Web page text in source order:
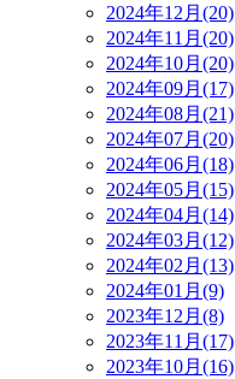
2024年12月(20)
2024年11月(20)
2024年10月(20)
2024年09月(17)
2024年08月(21)
2024年07月(20)
2024年06月(18)
2024年05月(15)
2024年04月(14)
2024年03月(12)
2024年02月(13)
2024年01月(9)
2023年12月(8)
2023年11月(17)
2023年10月(16)